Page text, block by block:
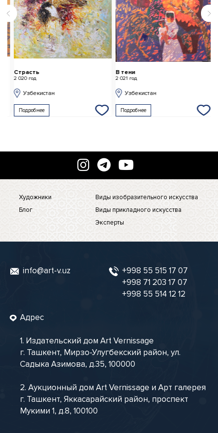
Страсть
2 020 год
Узбекистан
Подробнее
В тени
2 021 год
Узбекистан
Подробнее
Художники
Блог
Виды изобразительного искусства
Виды прикладного искусства
Эксперты
info@art-v.uz
+998 55 515 17 07
+998 71 203 17 07
+998 55 514 12 12
Адрес
1. Издательский дом Art Vernissage
г. Ташкент, Мирзо-Улугбекский район, ул.
Садыка Азимова, д.35, 100000
2. Аукционный дом Art Vernissage и Арт галерея
г. Ташкент, Яккасарайский район, проспект
Мукими 1, д.8, 100100